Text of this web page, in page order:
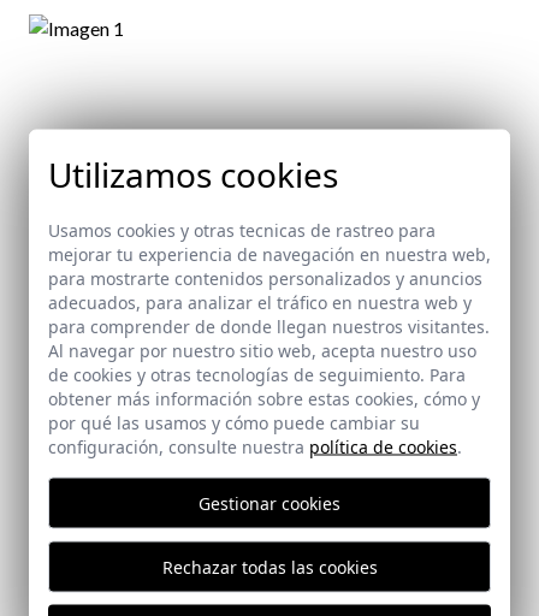
Utilizamos cookies
Usamos cookies y otras tecnicas de rastreo para
mejorar tu experiencia de navegación en nuestra web,
para mostrarte contenidos personalizados y anuncios
adecuados, para analizar el tráfico en nuestra web y
para comprender de donde llegan nuestros visitantes.
Al navegar por nuestro sitio web, acepta nuestro uso
de cookies y otras tecnologías de seguimiento. Para
obtener más información sobre estas cookies, cómo y
por qué las usamos y cómo puede cambiar su
configuración, consulte nuestra política de cookies.
Gestionar cookies
Rechazar todas las cookies